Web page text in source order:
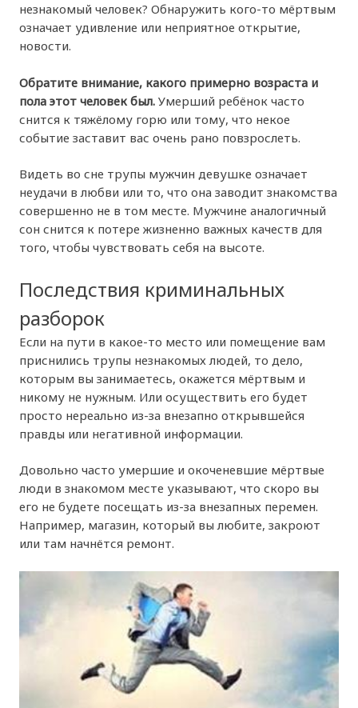
незнакомый человек? Обнаружить кого-то мёртвым
означает удивление или неприятное открытие,
новости.
Обратите внимание, какого примерно возраста и
пола этот человек был. Умерший ребёнок часто
снится к тяжёлому горю или тому, что некое
событие заставит вас очень рано повзрослеть.
Видеть во сне трупы мужчин девушке означает
неудачи в любви или то, что она заводит знакомства
совершенно не в том месте. Мужчине аналогичный
сон снится к потере жизненно важных качеств для
того, чтобы чувствовать себя на высоте.
Последствия криминальных
разборок
Если на пути в какое-то место или помещение вам
приснились трупы незнакомых людей, то дело,
которым вы занимаетесь, окажется мёртвым и
никому не нужным. Или осуществить его будет
просто нереально из-за внезапно открывшейся
правды или негативной информации.
Довольно часто умершие и окоченевшие мёртвые
люди в знакомом месте указывают, что скоро вы
его не будете посещать из-за внезапных перемен.
Например, магазин, который вы любите, закроют
или там начнётся ремонт.